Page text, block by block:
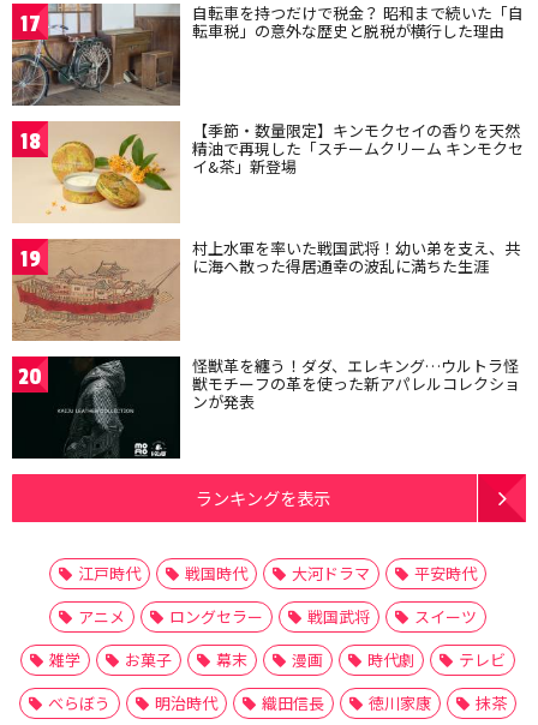
17 自転車を持つだけで税金？ 昭和まで続いた「自
転車税」の意外な歴史と脱税が横行した理由
18 【季節・数量限定】キンモクセイの香りを天然
精油で再現した「スチームクリーム キンモクセ
イ&茶」新登場
19 村上水軍を率いた戦国武将！幼い弟を支え、共
に海へ散った得居通幸の波乱に満ちた生涯
20 怪獣革を纏う！ダダ、エレキング…ウルトラ怪
獣モチーフの革を使った新アパレルコレクショ
ンが発表
ランキングを表示
江戸時代 戦国時代 大河ドラマ
平安時代
アニメ
ロングセラー 戦国武将
スイーツ
雑学
お菓子 幕末 漫画 時代劇
テレビ
べらぼう
明治時代 織田信長 徳川家康
抹茶